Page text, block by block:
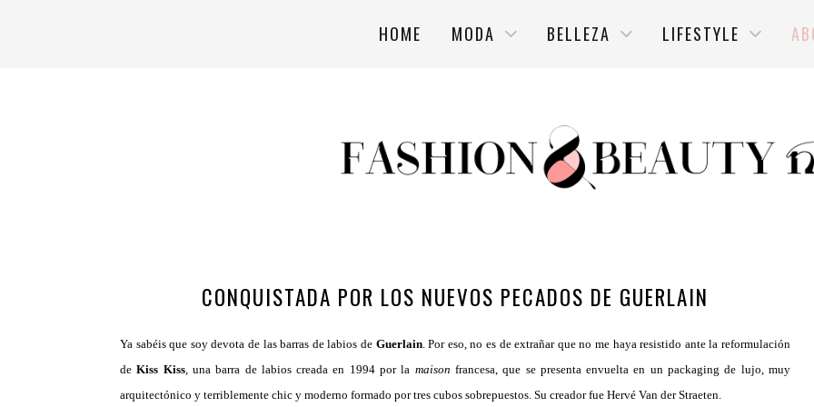
HOME MODA BELLEZA LIFESTYLE
CONQUISTADA POR LOS NUEVOS PECADOS DE GUERLAIN
Ya sabéis que soy devota de las barras de labios de Guerlain. Por eso, no es de extrañar que no me haya resistido ante la reformulación
deKiss Kiss, una barra de labios creada en 1994 por la maison francesa, que se presenta envuelta en un packaging de lujo, muy
arquitectónico y terriblemente chic y moderno formado por tres cubos sobrepuestos. Su creador fue Hervé Van der Straeten.